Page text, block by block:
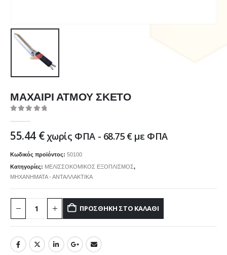
ΜΑΧΑΙΡΙ ΑΤΜΟΥ ΣΚΕΤΟ
55.44 € χωρίς ΦΠΑ - 68.75€με ΦΠΑ
Κωδικός προϊόντος: 50100
Κατηγορίες: ΜΕΛΙΣΣΟΚΟΜΙΚΟΣ ΕΞΟΠΛΙΣΜΟΣ,
ΜΗΧΑΝΗΜΑΤΑ - ΑΝΤΑΛΛΑΚΤΙΚΑ
ΠΡΟΣΘΉΚΗ ΣΤΟ ΚΑΛΆΘΙ